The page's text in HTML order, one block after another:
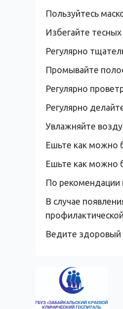
Пользуйтесь
Избегайте
Регулярно
Промывайте
Регулярно
Регулярно
Увлажняйте
Ешьте как можно
Ешьте как можно
По рекомендации
В случае
Ведите здоровый